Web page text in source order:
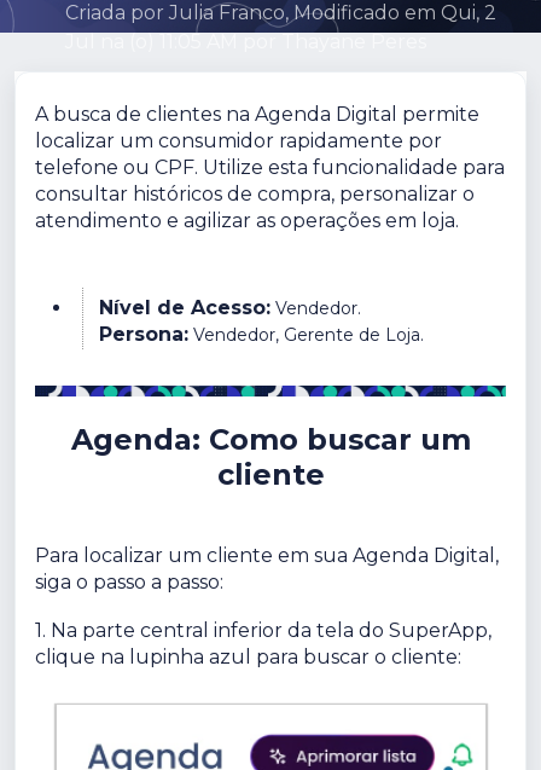
Criada por Julia Franco, Modificado em Qui, 2
A busca de clientes na Agenda Digital permite
localizar um consumidor rapidamente por
telefone ou CPF. Utilize esta funcionalidade para
consultar históricos de compra, personalizar o
atendimento e agilizar as operações em loja.
Nível de Acesso: Vendedor.
Persona: Vendedor, Gerente de Loja.
Agenda: Como buscar um
cliente
Para localizar um cliente em sua Agenda Digital,
siga o passo a passo:
1. Na parte central inferior da tela do SuperApp,
clique na lupinha azul para buscar o cliente: